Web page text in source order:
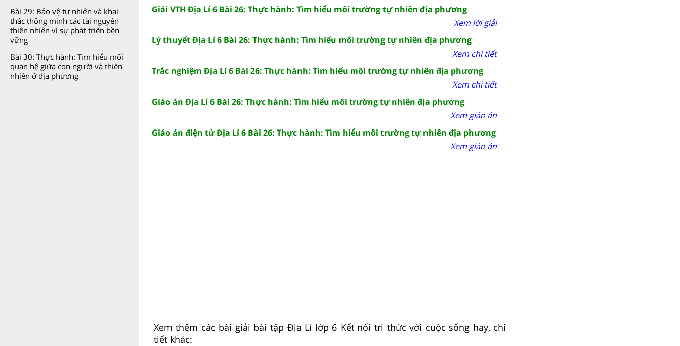
Bài 29: Bảo vệ tự nhiên và khai
thác thông minh các tài nguyên
thiên nhiên vì sự phát triển bền
vững
Bài 30: Thực hành: Tìm hiểu mối
quan hệ giữa con người và thiên
nhiên ở địa phương
Giải VTH Địa Lí 6 Bài 26: Thực hành: Tìm hiểu môi trường tự nhiên địa phương
Xem lời giải
Lý thuyết Địa Lí 6 Bài 26: Thực hành: Tìm hiểu môi trường tự nhiên địa phương
Xem chi tiết
Trắc nghiệm Địa Lí 6 Bài 26: Thực hành: Tìm hiểu môi trường tự nhiên địa phương
Xem chi tiết
Giáo án Địa Lí 6 Bài 26: Thực hành: Tìm hiểu môi trường tự nhiên địa phương
Xem giáo án
Giáo án điện tử Địa Lí 6 Bài 26: Thực hành: Tìm hiểu môi trường tự nhiên địa phương
Xem giáo án
Xem thêm các bài giải bài tập Địa Lí lớp 6 Kết nối tri thức với cuộc sống hay, chi
tiết khác: